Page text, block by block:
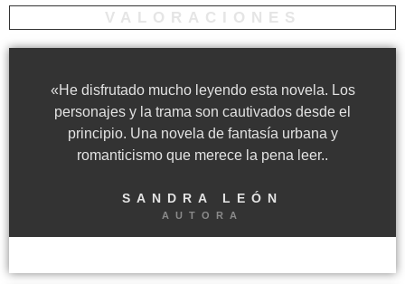
VALORACIONES
«He disfrutado mucho leyendo esta novela. Los
personajes y la trama son cautivados desde el
principio. Una novela de fantasía urbana y
romanticismo que merece la pena leer..
SANDRA LEÓN
AUTORA